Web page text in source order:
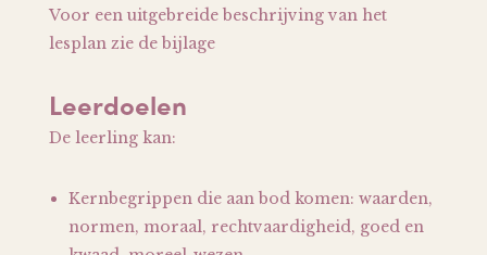
Voor een uitgebreide beschrijving van het
lesplan zie de bijlage
Leerdoelen
De leerling kan:
Kernbegrippen die aan bod komen: waarden,
normen, moraal, rechtvaardigheid, goed en